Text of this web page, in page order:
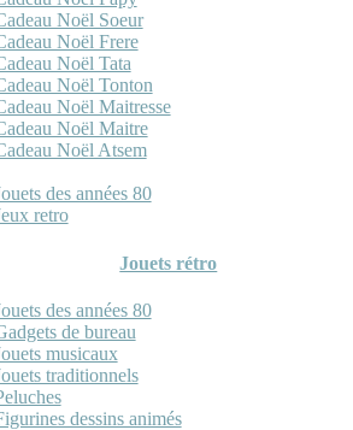
Noël Soeur
Noël Frere
Noël Tata
Noël Tonton
Noël Maitresse
Noël Maitre
Noël Atsem
des années 80
retro
Jouets rétro
des années 80
de bureau
musicaux
traditionnels
dessins animés